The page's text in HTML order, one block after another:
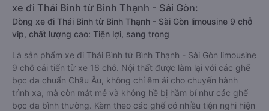
xe đi Thái Bình từ Bình Thạnh - Sài Gòn:
Dòng xe đi Thái Bình từ Bình Thạnh - Sài Gòn limousine 9 chỗ
vip, chất lượng cao: Tiện lợi, sang trọng
Là sản phẩm xe đi Thái Bình từ Bình Thạnh - Sài Gòn limousine
9 chỗ cải tiến từ xe 16 chỗ. Nội thất được làm lại với các ghế
bọc da chuẩn Châu Âu, không chỉ êm ái cho chuyến hành
trình xa, mà còn mát mẻ và không hề bị hầm bí như các ghế
bọc da bình thường. Kèm theo các ghế có nhiều tiện nghi hiện